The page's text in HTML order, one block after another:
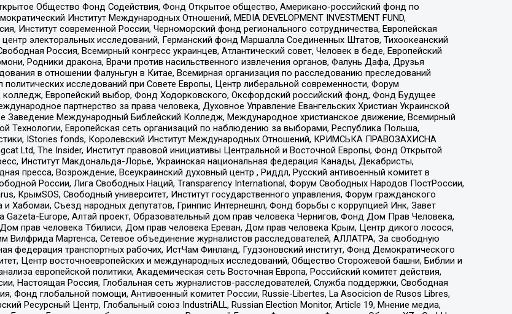
Общество Фонд Содействия, Фонд Открытое общество, Американо-российский фонд по
Институт Международных Отношений, MEDIA DEVELOPMENT INVESTMENT FUND,
Институт современной России, Черноморский фонд регионального сотрудничества, Европейская
электоральных исследований, Германский фонд Маршалла Соединенных Штатов, Тихоокеанский
Россия, Всемирный конгресс украинцев, Атлантический совет, Человек в беде, Европейский
Родники дракона, Врачи против насильственного извлечения органов, Фалунь Дафа, Друзья
в отношении Фалуньгун в Китае, Всемирная организация по расследованию преследований
исследований при Совете Европы, Центр либеральной современности, Форум
Европейский выбор, Фонд Ходорковского, Оксфордский российский фонд, Фонд Будущее
партнерство за права человека, Духовное Управление Евангельских Христиан Украинской
Заведение Международный Библейский Колледж, Международное христианское движение, Всемирный
Технологии, Европейская сеть организаций по наблюдению за выборами, Республика Польша,
IStories fonds, Королевский Институт Международных Отношений, КРИМСЬКА ПРАВОЗАХИСНА
Ltd, The Insider, Институт правовой инициативы Центральной и Восточной Европы, Фонд Открытой
Институт Макдональда-Лорье, Украинская национальная федерация Канады, Декабристы,
пресса, Возрождение, Всеукраинский духовный центр , Риддл, Русский антивоенный комитет в
России, Лига Свободных Наций, Transparеncy International, Форум Свободных Народов ПостРоссии,
КрымSOS, Свободный университет, Институт государственного управления, Форум гражданского
Хабомаи, Съезд народных депутатов, Гринпис Интернешнл, Фонд борьбы с коррупцией Инк, Завет
Gazeta-Europe, Алтай проект, Образовательный дом прав человека Чернигов, Фонд Дом Прав Человека,
прав человека Тбилиси, Дом прав человека Ереван, Дом прав человека Крым, Центр дикого лосося,
Вилфрида Мартенса, Сетевое объединение журналистов расследователей, АЛЛАТРА, За свободную
федерация транспортных рабочих, ИстЧам Финланд, Гудзоновский институт, Фонд Демократического
Центр восточноевропейских и международных исследований, Общество Сторожевой башни, Библии и
европейской политики, Академическая сеть Восточная Европа, Российский комитет действия,
Настоящая Россия, Глобальная сеть журналистов-расследователей, Служба поддержки, Свободная
Фонд глобальной помощи, Антивоенный комитет России, Russie-Libertes, La Asocicion de Rusos Libres,
Ресурсный Центр, Глобальный союз IndustriALL, Russian Election Monitor, Article 19, Мнение медиа,